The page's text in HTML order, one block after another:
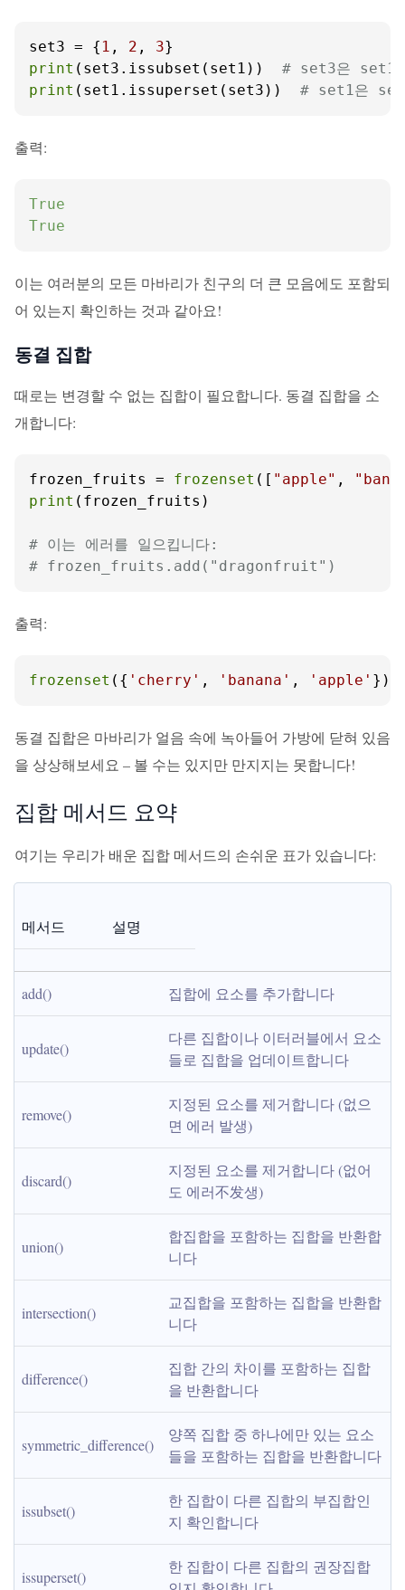
set3 = { 1 , 2 , 3
print (set3.issubset(set1)) # set3은 set1의
print (set1.issuperset(set3)) # set1은 set3
출력:
True
True
이는 여러분의 모든 마바리가 친구의 더 큰 모음에도 포함되
어 있는지 확인하는 것과 같아요!
동결 집합
때로는 변경할 수 없는 집합이 필요합니다. 동결 집합을 소
개합니다:
frozen_fruits = frozenset ([ "apple" ,
print (frozen_fruits)
# 이는 에러를 일으킵니다:
# frozen_fruits.add("dragonfruit")
출력:
frozenset ({ 'cherry' , 'banana' , 'apple' })
동결 집합은 마바리가 얼음 속에 녹아들어 가방에 닫혀 있음
을 상상해보세요 – 볼 수는 있지만 만지지는 못합니다!
집합 메서드 요약
여기는 우리가 배운 집합 메서드의 손쉬운 표가 있습니다:
메서드 설명
add() 집합에 요소를 추가합니다
update()
다른 집합이나 이터러블에서 요소
들로 집합을 업데이트합니다
remove()
지정된 요소를 제거합니다 (없으
면 에러 발생)
discard()
지정된 요소를 제거합니다 (없어
도 에러不发생)
union()
합집합을 포함하는 집합을 반환합
니다
intersection()
교집합을 포함하는 집합을 반환합
니다
difference()
집합 간의 차이를 포함하는 집합
을 반환합니다
symmetric_difference()
양쪽 집합 중 하나에만 있는 요소
들을 포함하는 집합을 반환합니다
issubset()
한 집합이 다른 집합의 부집합인
지 확인합니다
issuperset()
한 집합이 다른 집합의 권장집합